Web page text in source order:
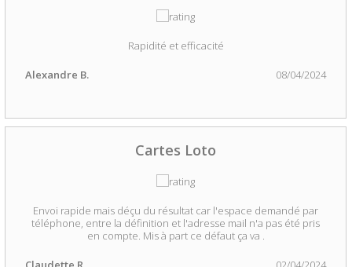
Rapidité et efficacité
Alexandre B. 08/04/2024
Cartes Loto
Envoi rapide mais déçu du résultat car l'espace demandé par
téléphone, entre la définition et l'adresse mail n'a pas été pris
en compte. Mis à part ce défaut ça va .